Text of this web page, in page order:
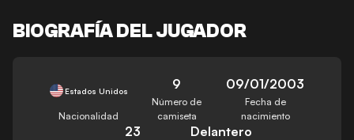
BIOGRAFÍA DEL JUGADOR
Estados Unidos
Nacionalidad
9
Número de
camiseta
09/01/2003
Fecha de
nacimiento
23 Delantero